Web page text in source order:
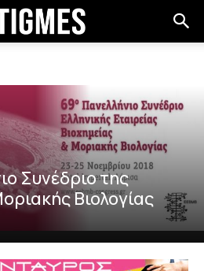
Συνέδριο της
Βιολογίας